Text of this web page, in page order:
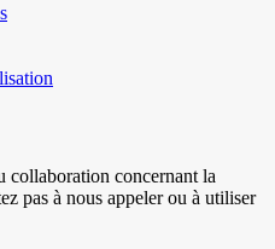
collaboration concernant la
pas à nous appeler ou à utiliser